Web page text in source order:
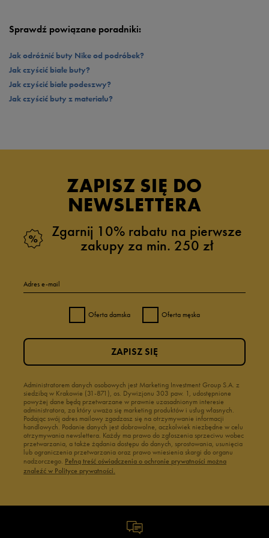
Sprawdź powiązane poradniki:
Jak odróżnić buty Nike od podróbek?
Jak czyścić białe buty?
Jak czyścić białe podeszwy?
Jak czyścić buty z materiału?
ZAPISZ SIĘ DO
NEWSLETTERA
Zgarnij 10% rabatu na pierwsze
zakupy za min. 250 zł
Adres e-mail
Oferta damska Oferta męska
Administratorem danych osobowych jest Marketing Investment Group S.A. z
siedzibą w Krakowie (31-871), os. Dywizjonu 303 paw. 1, udostępnione
powyżej dane będą przetwarzane w prawnie uzasadnionym interesie
administratora, za który uważa się marketing produktów i usług własnych.
Podając swój adres mailowy zgadzasz się na otrzymywanie informacji
handlowych. Podanie danych jest dobrowolne, aczkolwiek niezbędne w celu
otrzymywania newslettera. Każdy ma prawo do zgłoszenia sprzeciwu wobec
przetwarzania, a także żądania dostępu do danych, sprostowania, usunięcia
lub ograniczenia przetwarzania oraz prawo wniesienia skargi do organu
nadzorczego. Pełną treść oświadczenia o ochronie prywatności można
znaleźć w Polityce prywatności.
ZAPISZ SIĘ